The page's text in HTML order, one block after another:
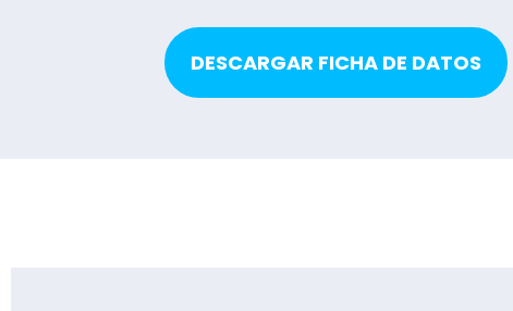
DESCARGAR FICHA DE DATOS